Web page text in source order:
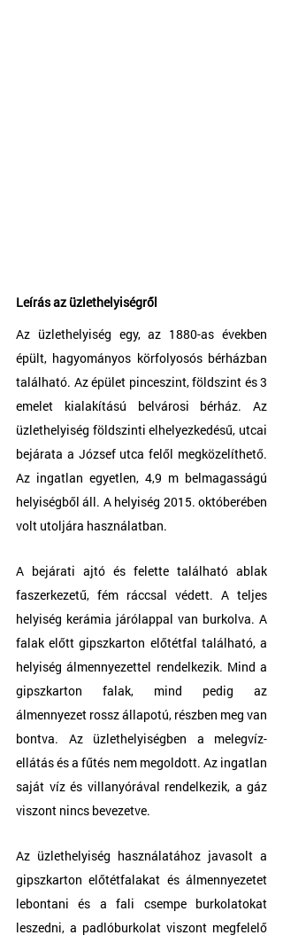
Leírás az üzlethelyiségről
Az üzlethelyiség egy, az 1880-as években
épült, hagyományos körfolyosós bérházban
található. Az épület pinceszint, földszint és 3
emelet kialakítású belvárosi bérház. Az
üzlethelyiség földszinti elhelyezkedésű, utcai
bejárata a József utca felől megközelíthető.
Az ingatlan egyetlen, 4,9 m belmagasságú
helyiségből áll. A helyiség 2015. októberében
volt utoljára használatban.
A bejárati ajtó és felette található ablak
faszerkezetű, fém ráccsal védett. A teljes
helyiség kerámia járólappal van burkolva. A
falak előtt gipszkarton előtétfal található, a
helyiség álmennyezettel rendelkezik. Mind a
gipszkarton falak, mind pedig az
álmennyezet rossz állapotú, részben meg van
bontva. Az üzlethelyiségben a melegvíz-
ellátás és a fűtés nem megoldott. Az ingatlan
saját víz és villanyórával rendelkezik, a gáz
viszont nincs bevezetve.
Az üzlethelyiség használatához javasolt a
gipszkarton előtétfalakat és álmennyezetet
lebontani és a fali csempe burkolatokat
leszedni, a padlóburkolat viszont megfelelő